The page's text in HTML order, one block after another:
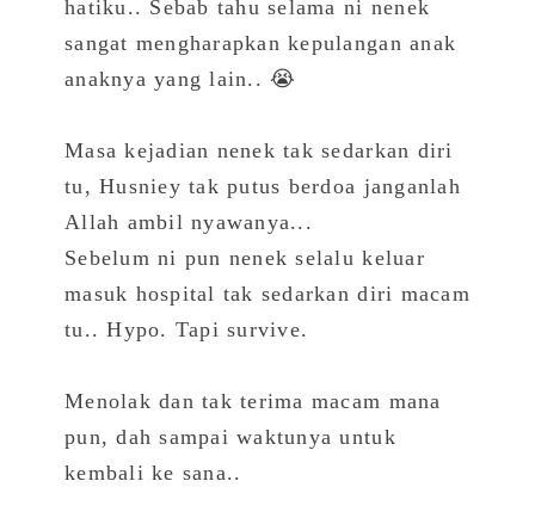
hatiku​.. Sebab tahu selama ni nenek
sangat mengharapkan kepulangan anak
anaknya yang lain.. 😭
Masa kejadian nenek tak sedarkan diri
tu, Husniey tak putus berdoa janganlah
Allah ambil nyawanya...
Sebelum ni pun nenek selalu keluar
masuk hospital tak sedarkan diri macam
tu.. Hypo. Tapi survive.
Menolak dan tak terima macam mana
pun, dah sampai waktunya untuk
kembali ke sana..